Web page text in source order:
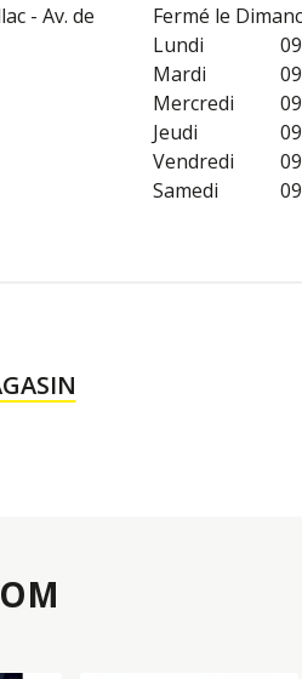
- Av. de
Fermé le
Lundi
Mardi
Mercredi
Jeudi
Vendredi
Samedi